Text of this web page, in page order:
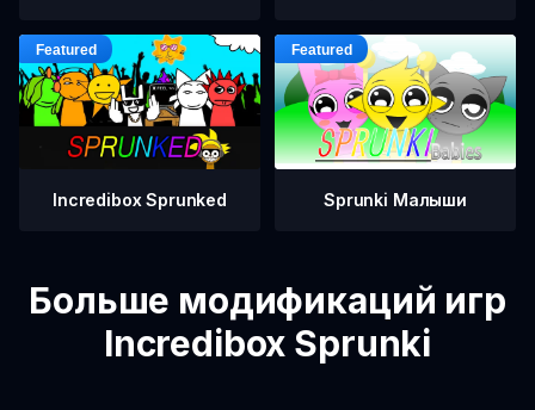
Incredibox Sprunked Sprunki Малыши
Больше модификаций игр
Incredibox Sprunki